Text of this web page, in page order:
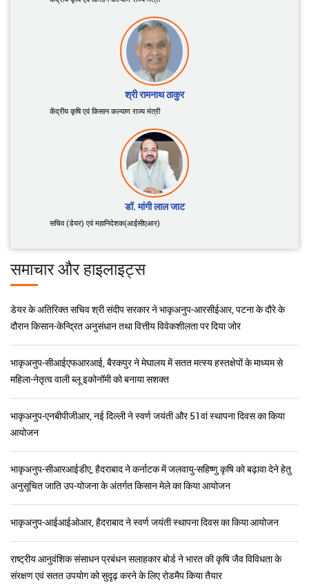
समाचार और हाइलाइट्स
भाकृअनुप-सीआईएफआरआई, बैरकपुर ने मेघालय में सतत मत्स्य हस्तक्षेपों के माध्यम से
महिला-नेतृत्व वाली ब्लू इकोनॉमी को बनाया सशक्त
भाकृअनुप-एनबीपीजीआर, नई दिल्ली ने स्वर्ण जयंती और 51वां स्थापना दिवस का किया
आयोजन
भाकृअनुप-सीआरआईडीए, हैदराबाद ने कर्नाटक में जलवायु-सहिष्णु कृषि को बढ़ावा देने हेतु
अनुसूचित जाति उप-योजना के अंतर्गत किसान मेले का किया आयोजन
भाकृअनुप-आईआईओआर, हैदराबाद ने स्वर्ण जयंती स्थापना दिवस का किया आयोजन
श्री भागीरथ चौधरी
केंद्रीय कृषि एवं किसान कल्याण राज्य मंत्री
श्री रामनाथ ठाकुर
केंद्रीय कृषि एवं किसान कल्याण राज्य मंत्री
डॉ. मांगी लाल जाट
सचिव (डेयर) एवं महानिदेशक(आईसीएआर)